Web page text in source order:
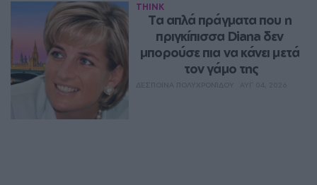
THINK
Τα απλά πράγματα που η
πριγκίπισσα Diana δεν
μπορούσε πια να κάνει μετά
τον γάμο της